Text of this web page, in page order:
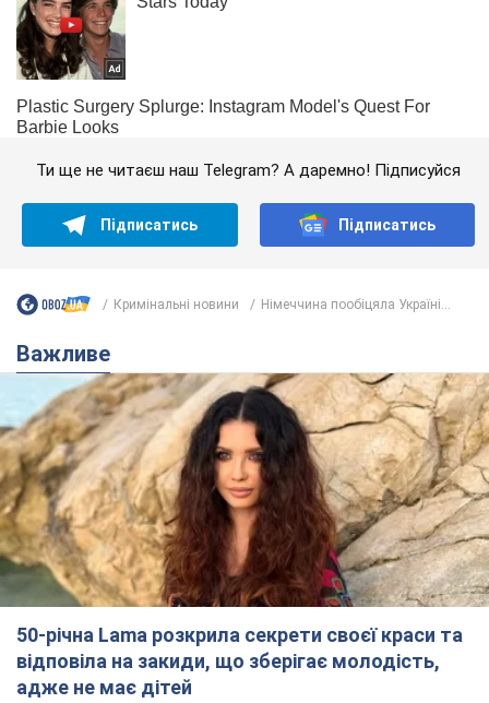
Ти ще не читаєш наш Telegram? А даремно! Підписуйся
Підписатись Підписатись
Кримінальні новини Німеччина пообіцяла Україні...
Важливе
50-річна Lama розкрила секрети своєї краси та
відповіла на закиди, що зберігає молодість,
адже не має дітей